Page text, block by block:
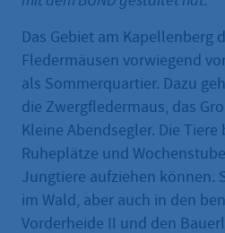
Das Gebiet am Kapellenberg
Fledermäusen vorwiegend
als Sommerquartier. Dazu
die Zwergfledermaus, das
Kleine Abendsegler. Die
Ruheplätze und
Jungtiere aufziehen können.
im Wald, aber auch in den
Vorderheide II und den